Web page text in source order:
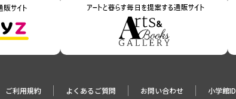
ご利用規約 よくあるご質問 お問い合わせ 小学館ID